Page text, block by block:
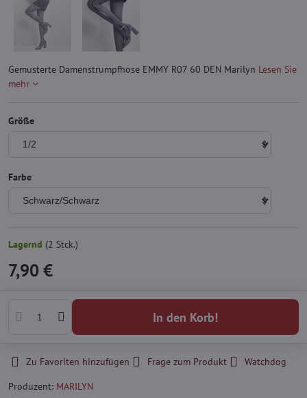
Gemusterte Damenstrumpfhose EMMY R07 60 DEN Marilyn Lesen Sie
mehr
Größe
Farbe
Lagernd (2 Stck.)
7,90 €
In den Korb!
Zu Favoriten hinzufügen Frage zum Produkt
Watchdog
Produzent: MARILYN